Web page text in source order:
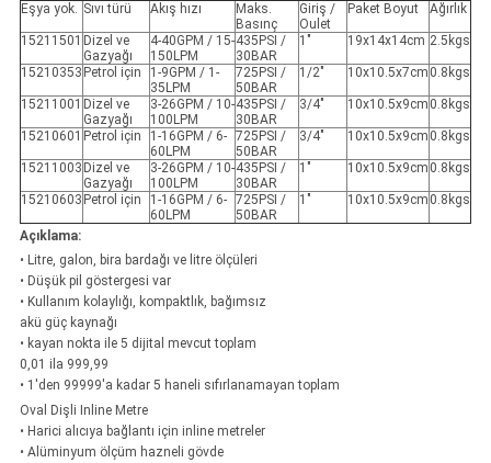
Eşya yok. Sıvı türü Akış hızı
Maks.
Basınç
Giriş /
Oulet
Paket Boyut Ağırlık
15211501 Dizel ve
Gazyağı
4-40GPM / 15-
150LPM
435PSI /
30BAR
1" 19x14x14cm 2.5kgs
15210353 Petrol için
1-9GPM / 1-
35LPM
725PSI /
50BAR
1/2" 10x10.5x7cm 0.8kgs
15211001 Dizel ve
Gazyağı
3-26GPM / 10-
100LPM
435PSI /
30BAR
3/4" 10x10.5x9cm 0.8kgs
15210601 Petrol için
1-16GPM / 6-
60LPM
725PSI /
50BAR
3/4" 10x10.5x9cm 0.8kgs
15211003 Dizel ve
Gazyağı
3-26GPM / 10-
100LPM
435PSI /
30BAR
1" 10x10.5x9cm 0.8kgs
15210603 Petrol için
1-16GPM / 6-
60LPM
725PSI /
50BAR
1" 10x10.5x9cm 0.8kgs
Açıklama:
• Litre, galon, bira bardağı ve litre ölçüleri
• Düşük pil göstergesi var
• Kullanım kolaylığı, kompaktlık, bağımsız
akü güç kaynağı
• kayan nokta ile 5 dijital mevcut toplam
0,01 ila 999,99
• 1'den 99999'a kadar 5 haneli sıfırlanamayan toplam
Oval Dişli Inline Metre
• Harici alıcıya bağlantı için inline metreler
• Alüminyum ölçüm hazneli gövde